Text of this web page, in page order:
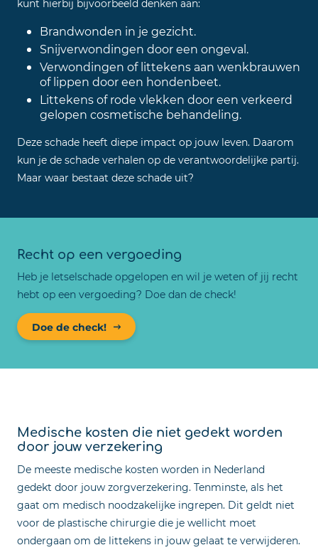
kunt hierbij bijvoorbeeld denken aan:
Brandwonden in je gezicht.
Snijverwondingen door een ongeval.
Verwondingen of littekens aan wenkbrauwen
of lippen door een hondenbeet.
Littekens of rode vlekken door een verkeerd
gelopen cosmetische behandeling.
Deze schade heeft diepe impact op jouw leven. Daarom
kun je de schade verhalen op de verantwoordelijke partij.
Maar waar bestaat deze schade uit?
Recht op een vergoeding
Heb je letselschade opgelopen en wil je weten of jij recht
hebt op een vergoeding? Doe dan de check!
Doe de check!
Medische kosten die niet gedekt worden
door jouw verzekering
De meeste medische kosten worden in Nederland
gedekt door jouw zorgverzekering. Tenminste, als het
gaat om medisch noodzakelijke ingrepen. Dit geldt niet
voor de plastische chirurgie die je wellicht moet
ondergaan om de littekens in jouw gelaat te verwijderen.